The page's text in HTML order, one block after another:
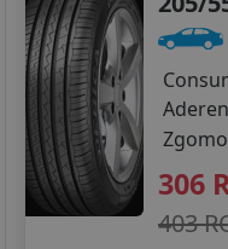
306
403